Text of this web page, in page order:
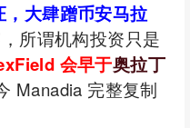
大肆蹭币安马拉
所谓机构投资只是
会早于奥拉丁
Manadia 完整复制